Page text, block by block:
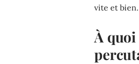
vite et bien.
À